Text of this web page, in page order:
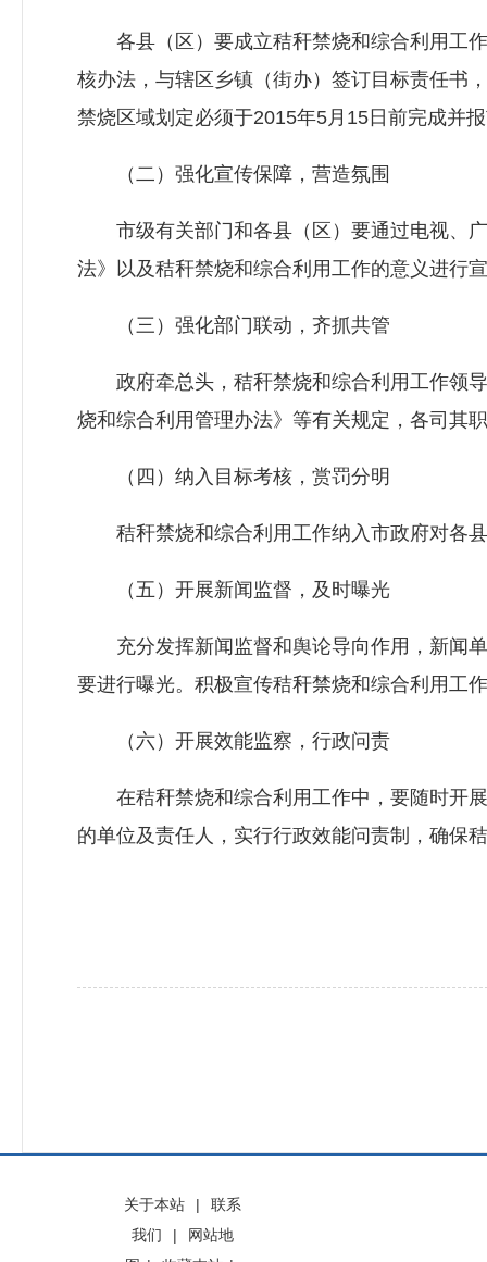
各县（区）要成立秸秆禁烧和综合利用工作
核办法，与辖区乡镇（街办）签订目标责任书
禁烧区域划定必须于2015年5月15日前完成并
（二）强化宣传保障，营造氛围
市级有关部门和各县（区）要通过电视、广
法》以及秸秆禁烧和综合利用工作的意义进行
（三）强化部门联动，齐抓共管
政府牵总头，秸秆禁烧和综合利用工作领导
烧和综合利用管理办法》等有关规定，各司其
（四）纳入目标考核，赏罚分明
秸秆禁烧和综合利用工作纳入市政府对各县
（五）开展新闻监督，及时曝光
充分发挥新闻监督和舆论导向作用，新闻单
要进行曝光。积极宣传秸秆禁烧和综合利用工
（六）开展效能监察，行政问责
在秸秆禁烧和综合利用工作中，要随时开展
的单位及责任人，实行行政效能问责制，确保
关于本站 |
联系
我们
|
网站地